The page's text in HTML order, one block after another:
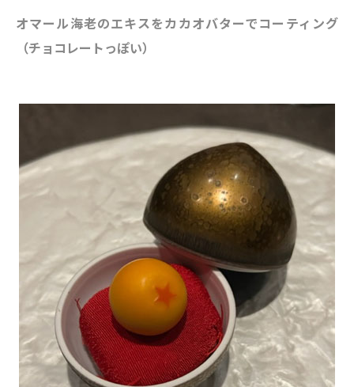
オマール海老のエキスをカカオバターでコーティング
（チョコレートっぽい）